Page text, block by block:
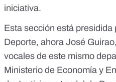
iniciativa.
Esta sección está
Deporte, ahora José
vocales de este mismo
Ministerio de Economía y